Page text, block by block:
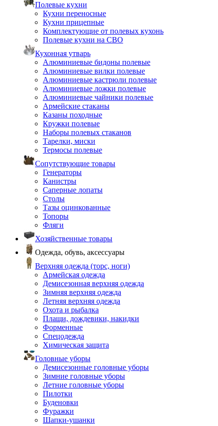
Полевые кухни
Кухни переносные
Кухни прицепные
Комплектующие от полевых кухонь
Полевые кухни на СВО
Кухонная утварь
Алюминиевые бидоны полевые
Алюминиевые вилки полевые
Алюминиевые кастрюли полевые
Алюминиевые ложки полевые
Алюминиевые чайники полевые
Армейские стаканы
Казаны походные
Кружки полевые
Наборы полевых стаканов
Тарелки, миски
Термосы полевые
Сопутствующие товары
Генераторы
Канистры
Саперные лопаты
Столы
Тазы оцинкованные
Топоры
Фляги
Хозяйственные товары
Одежда, обувь, аксессуары
Верхняя одежда (торс, ноги)
Армейская одежда
Демисезонная верхняя одежда
Зимняя верхняя одежда
Летняя верхняя одежда
Охота и рыбалка
Плащи, дождевики, накидки
Форменные
Спецодежда
Химическая защита
Головные уборы
Демисезонные головные уборы
Зимние головные уборы
Летние головные уборы
Пилотки
Буденовки
Фуражки
Шапки-ушанки